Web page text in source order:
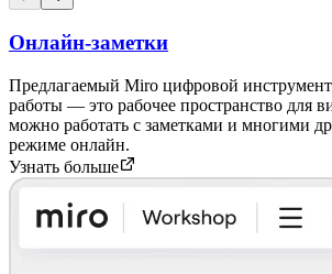
Онлайн-заметки
Предлагаемый Miro цифровой инструмент
работы — это рабочее пространство для
можно работать с заметками и многими
режиме онлайн.
Узнать больше